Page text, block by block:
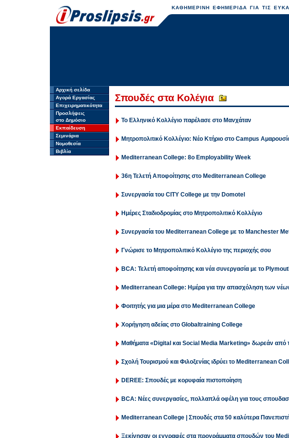
ΚΑΘΗΜΕΡΙΝΗ ΕΦΗΜΕΡΙΔΑ ΓΙΑ ΤΙΣ
Αρχική σελίδα
Αγορά Εργασίας
Επιχειρηματικότητα
Προσλήψεις
στο Δημόσιο
Εκπαίδευση
Σεμινάρια
Νομοθεσία
Βιβλία
Σπουδές στα Κολέγια
Το Ελληνικό Κολλέγιο παρέλασε στο Μανχάταν
Μητροπολιτικό Κολλέγιο: Νέο Κτήριο στο Campus
Mediterranean College: 8ο Employability Week
36η Τελετή Αποφοίτησης στο Mediterranean College
Συνεργασία του CITY College με την Domotel
Ημέρες Σταδιοδρομίας στο Μητροπολιτικό Κολλέγιο
Συνεργασία του Mediterranean College με το Manchester
Γνώρισε το Μητροπολιτικό Κολλέγιο της περιοχής σου
BCA: Τελετή αποφοίτησης και νέα συνεργασία με το
Mediterranean College: Ημέρα για την απασχόληση των
Φοιτητής για μια μέρα στο Mediterranean College
Χορήγηση αδείας στο Globaltraining College
Μαθήματα «Digital και Social Media Marketing» δωρεάν από
Σχολή Τουρισμού και Φιλοξενίας ιδρύει το Mediterranean
DEREE: Σπουδές με κορυφαία πιστοποίηση
BCA: Νέες συνεργασίες, πολλαπλά οφέλη για τους
Mediterranean College | Σπουδές στα 50 καλύτερα
Ξεκίνησαν οι εγγραφές στα προγράμματα σπουδών του